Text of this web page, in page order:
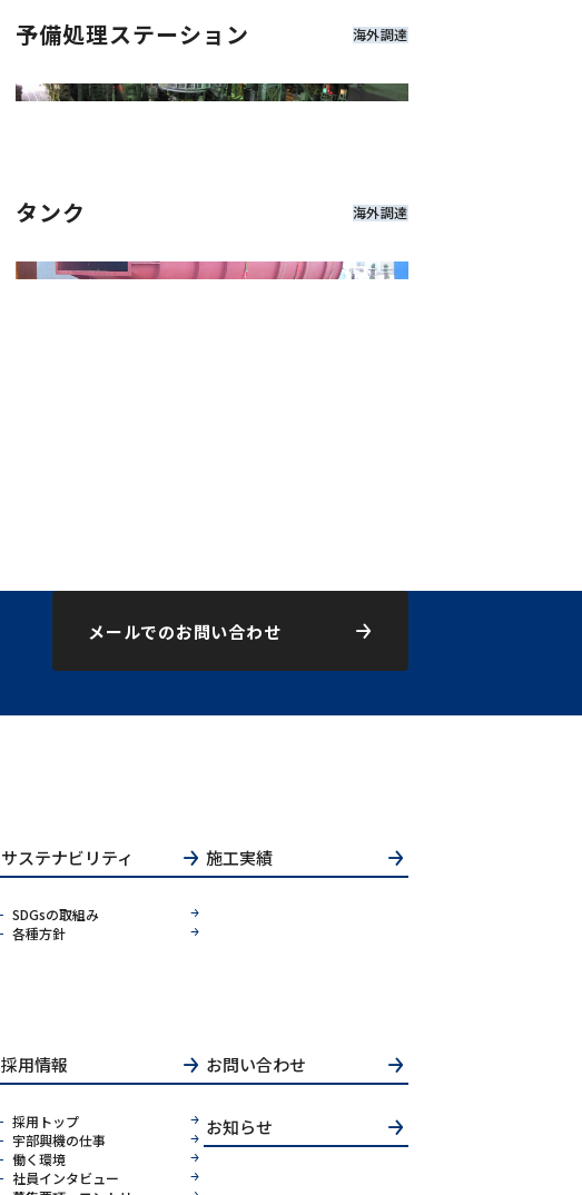
予備処理ステーション 海外調達
タンク 海外調達
メールでのお問い合わせ
サステナビリティ
SDGsの取組み
各種方針
施工実績
採用情報
採用 トップ
宇部興機の仕事
働く環境
社員インタビュー
お問い合わせ
お知らせ